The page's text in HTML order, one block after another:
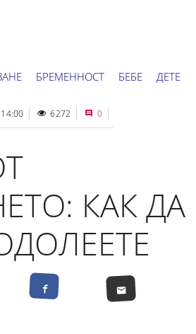
БРЕМЕННОСТ БЕБЕ ДЕТЕ
ХОРОСКОП
6272 0
КАК ДА